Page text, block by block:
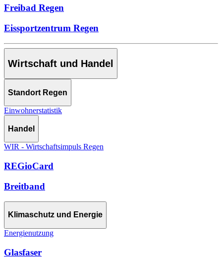
Freibad Regen
Eissportzentrum Regen
Wirtschaft und Handel
Standort Regen
Einwohnerstatistik
Handel
WIR - Wirtschaftsimpuls Regen
REGioCard
Breitband
Klimaschutz und Energie
Energienutzung
Glasfaser